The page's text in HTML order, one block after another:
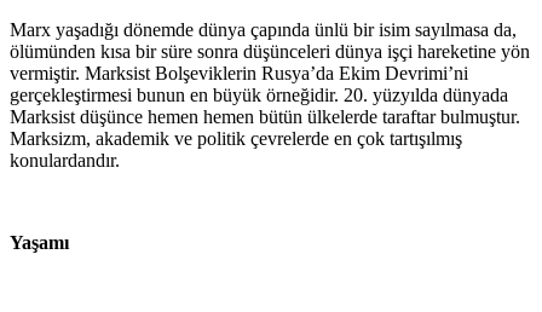
Marx yaşadığı dönemde dünya çapında ünlü bir isim sayılmasa da,
ölümünden kısa bir süre sonra düşünceleri dünya işçi hareketine yön
vermiştir. Marksist Bolşeviklerin Rusya’da Ekim Devrimi’ni
gerçekleştirmesi bunun en büyük örneğidir. 20. yüzyılda dünyada
Marksist düşünce hemen hemen bütün ülkelerde taraftar bulmuştur.
Marksizm, akademik ve politik çevrelerde en çok tartışılmış
konulardandır.
Yaşamı